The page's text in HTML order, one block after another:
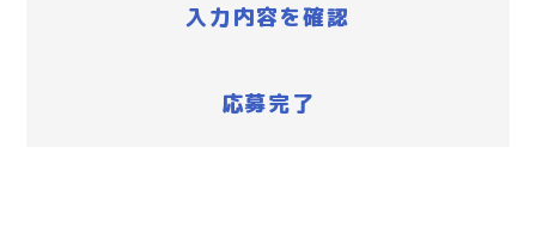
入力内容を確認
応募完了